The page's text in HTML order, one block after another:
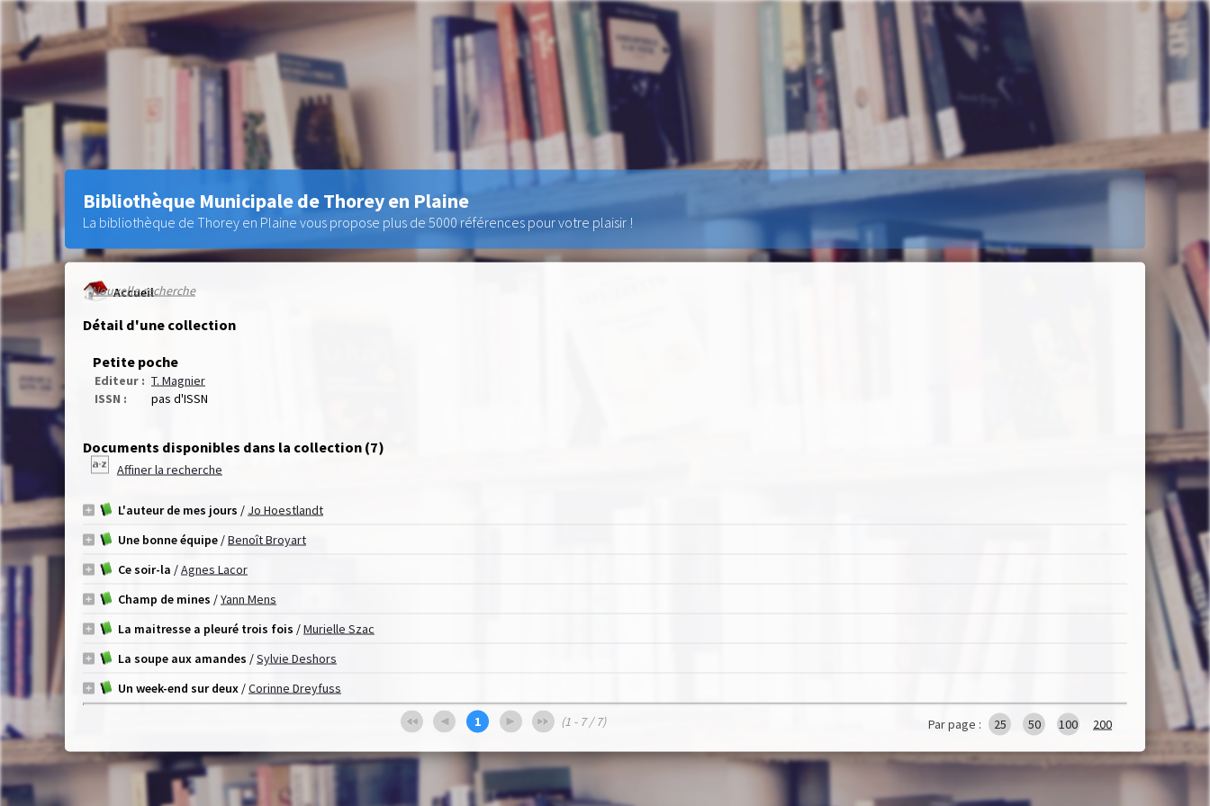
Accueil
Nouvelle recherche
Détail d'une collection
Petite poche
Editeur : T. Magnier
ISSN :
pas d'ISSN
Documents disponibles dans la collection (7)
Affiner la recherche
L'auteur de mes jours / Jo Hoestlandt
Une bonne équipe /Benoît Broyart
Ce soir-la /Agnes Lacor
Champ de mines /Yann Mens
La maitresse a pleuré trois fois /Murielle Szac
La soupe aux amandes /Sylvie Deshors
Un week-end sur deux /Corinne Dreyfuss
1 (1 - 7 / 7) Par page : 25 50 100 200
Bibliothèque Municipale de Thorey en Plaine
La bibliothèque de Thorey en Plaine vous propose plus de 5000 références pour votre plaisir !